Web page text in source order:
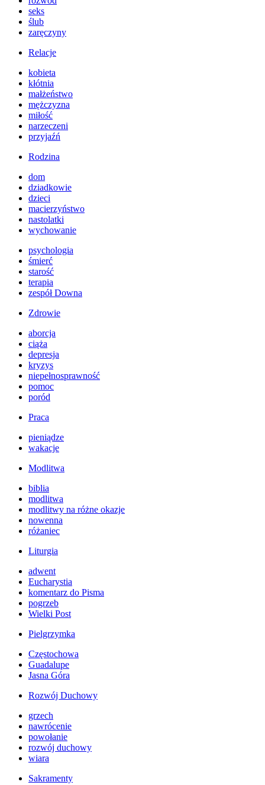
seks
ślub
zaręczyny
Relacje
kobieta
kłótnia
małżeństwo
mężczyzna
miłość
narzeczeni
przyjaźń
Rodzina
dom
dziadkowie
dzieci
macierzyństwo
nastolatki
wychowanie
psychologia
śmierć
starość
terapia
zespół Downa
Zdrowie
aborcja
ciąża
depresja
kryzys
niepełnosprawność
pomoc
poród
Praca
pieniądze
wakacje
Modlitwa
biblia
modlitwa
modlitwy na różne okazje
nowenna
różaniec
Liturgia
adwent
Eucharystia
komentarz do Pisma
pogrzeb
Wielki Post
Pielgrzymka
Częstochowa
Guadalupe
Jasna Góra
Rozwój Duchowy
grzech
nawrócenie
powołanie
rozwój duchowy
wiara
Sakramenty